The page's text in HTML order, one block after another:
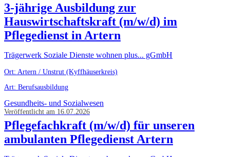
3-jährige Ausbildung zur
Hauswirtschaftskraft (m/w/d) im
Pflegedienst in Artern
Trägerwerk Soziale Dienste wohnen plus... gGmbH
Ort: Artern / Unstrut (Kyffhäuserkreis)
Art: Berufsausbildung
Gesundheits- und Sozialwesen
Veröffentlicht am 16.07.2026
Pflegefachkraft (m/w/d) für unseren
ambulanten Pflegedienst Artern